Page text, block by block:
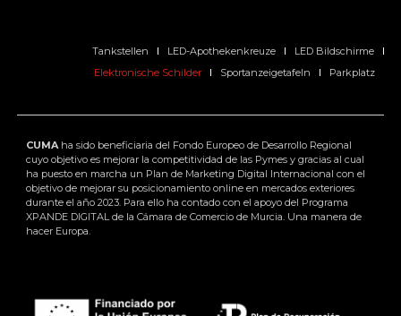
Tankstellen LED-Apothekenkreuze
LED Bildschirme
Elektronische Schilder
Sportanzeigetafeln Parkplatz
CUMAha sido beneficiaria del Fondo Europeo de Desarrollo Regional
cuyo objetivo es mejorar la competitividad de las Pymes y gracias al cual
ha puesto en marcha un Plan de Marketing Digital Internacional con el
objetivo de mejorar su posicionamiento online en mercados exteriores
durante el año 2023. Para ello ha contado con el apoyo del Programa
XPANDE DIGITAL de la Cámara de Comercio de Murcia. Una manera de
hacer Europa.